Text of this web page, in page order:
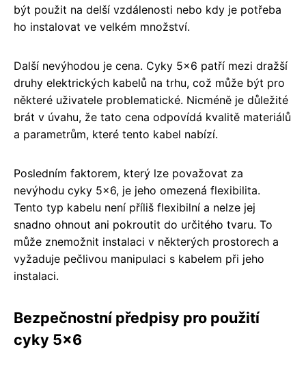
být použit na delší vzdálenosti nebo kdy je potřeba
ho instalovat ve velkém množství.
Další nevýhodou je cena. Cyky 5x6 patří mezi dražší
druhy elektrických kabelů na trhu, což může být pro
některé uživatele problematické. Nicméně je důležité
brát v úvahu, že tato cena odpovídá kvalitě materiálů
a parametrům, které tento kabel nabízí.
Posledním faktorem, který lze považovat za
nevýhodu cyky 5x6, je jeho omezená flexibilita.
Tento typ kabelu není příliš flexibilní a nelze jej
snadno ohnout ani pokroutit do určitého tvaru. To
může znemožnit instalaci v některých prostorech a
vyžaduje pečlivou manipulaci s kabelem při jeho
instalaci.
Bezpečnostní předpisy pro použití
cyky 5x6